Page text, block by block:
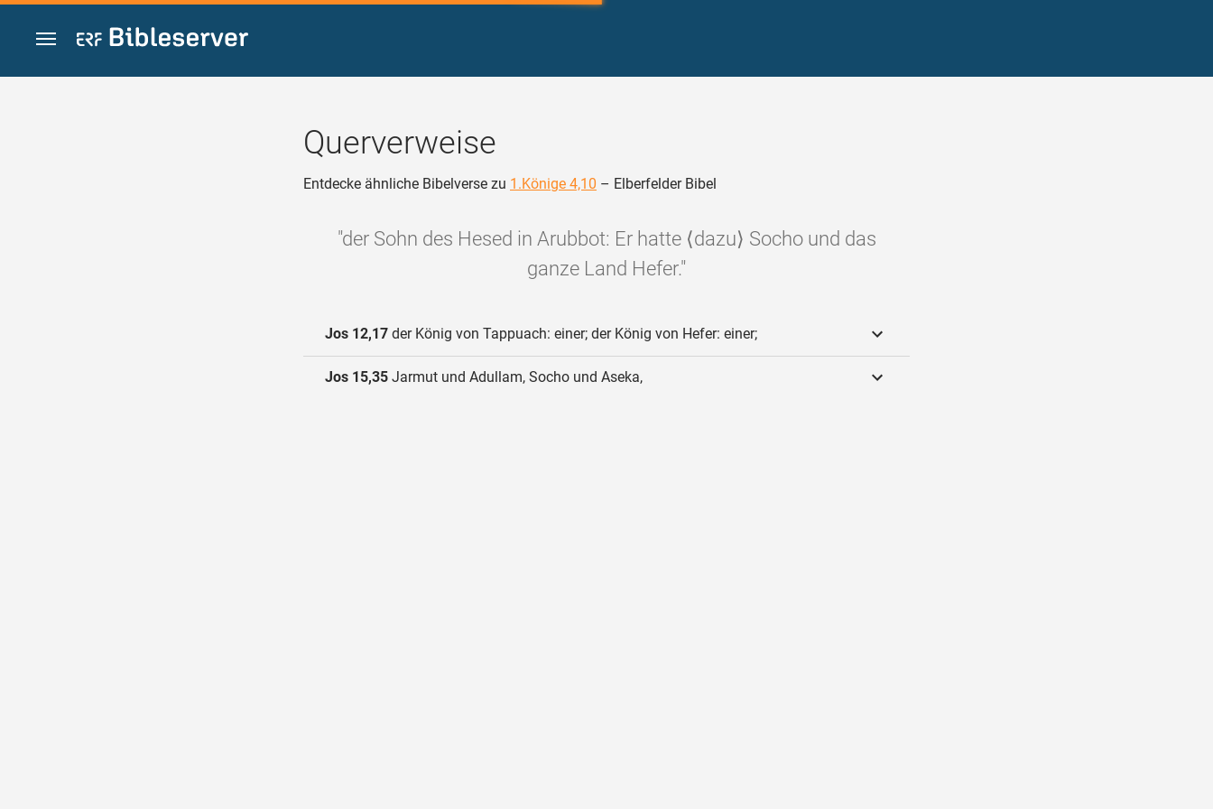
Zum Inhalt springen
Querverweise
Entdecke ähnliche Bibelverse zu 1.Könige 4,10 – Elberfelder Bibel
"der Sohn des Hesed in Arubbot: Er hatte ⟨dazu⟩ Socho und das
ganze Land Hefer."
Jos 12,17 der König von Tappuach: einer; der König von Hefer: einer;
Jos 15,35 Jarmut und Adullam, Socho und Aseka,